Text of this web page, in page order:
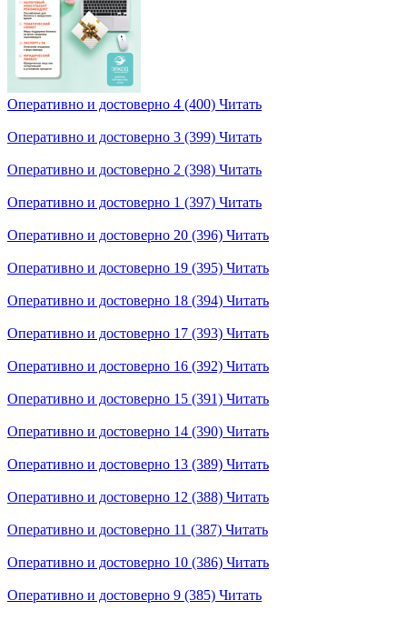
Оперативно и достоверно 4 (400) Читать
Оперативно и достоверно 3 (399) Читать
Оперативно и достоверно 2 (398) Читать
Оперативно и достоверно 1 (397) Читать
Оперативно и достоверно 20 (396) Читать
Оперативно и достоверно 19 (395) Читать
Оперативно и достоверно 18 (394) Читать
Оперативно и достоверно 17 (393) Читать
Оперативно и достоверно 16 (392) Читать
Оперативно и достоверно 15 (391) Читать
Оперативно и достоверно 14 (390) Читать
Оперативно и достоверно 13 (389) Читать
Оперативно и достоверно 12 (388) Читать
Оперативно и достоверно 11 (387) Читать
Оперативно и достоверно 10 (386) Читать
Оперативно и достоверно 9 (385) Читать